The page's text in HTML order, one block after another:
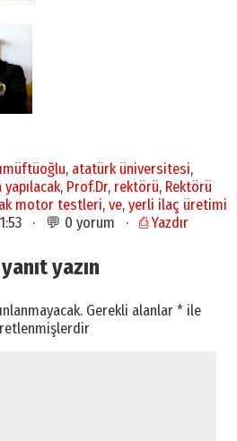
, atatürk üniversitesi,
yapılacak, Prof.Dr, rektörü, Rektörü
motor testleri,ve,yerli ilaç üretimi
· 💬 0 yorum · ⎙ Yazdır
yazın
Gerekli alanlar* ile